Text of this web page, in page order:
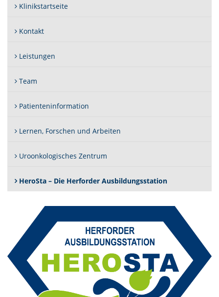
Klinikstartseite
Kontakt
Leistungen
Team
Patienteninformation
Lernen, Forschen und Arbeiten
Uroonkologisches Zentrum
HeroSta – Die Herforder Ausbildungsstation(Standort)